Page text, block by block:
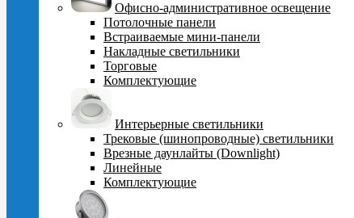
Офисно-административное освещение
Потолочные панели
Встраиваемые мини-панели
Накладные светильники
Торговые
Комплектующие
Интерьерные светильники
Трековые (шинопроводные) светильники
Врезные даунлайты (Downlight)
Линейные
Комплектующие